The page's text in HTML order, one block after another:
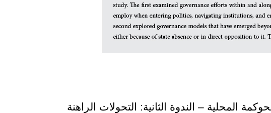
المحلية – الندوة الثانية: التحولات الراهنة